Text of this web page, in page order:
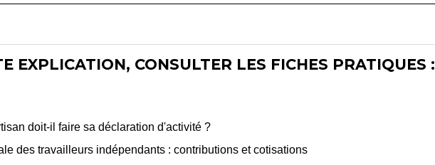
EXPLICATION, CONSULTER LES FICHES PRATIQUES :
doit-il faire sa déclaration d'activité ?
des travailleurs indépendants : contributions et cotisations